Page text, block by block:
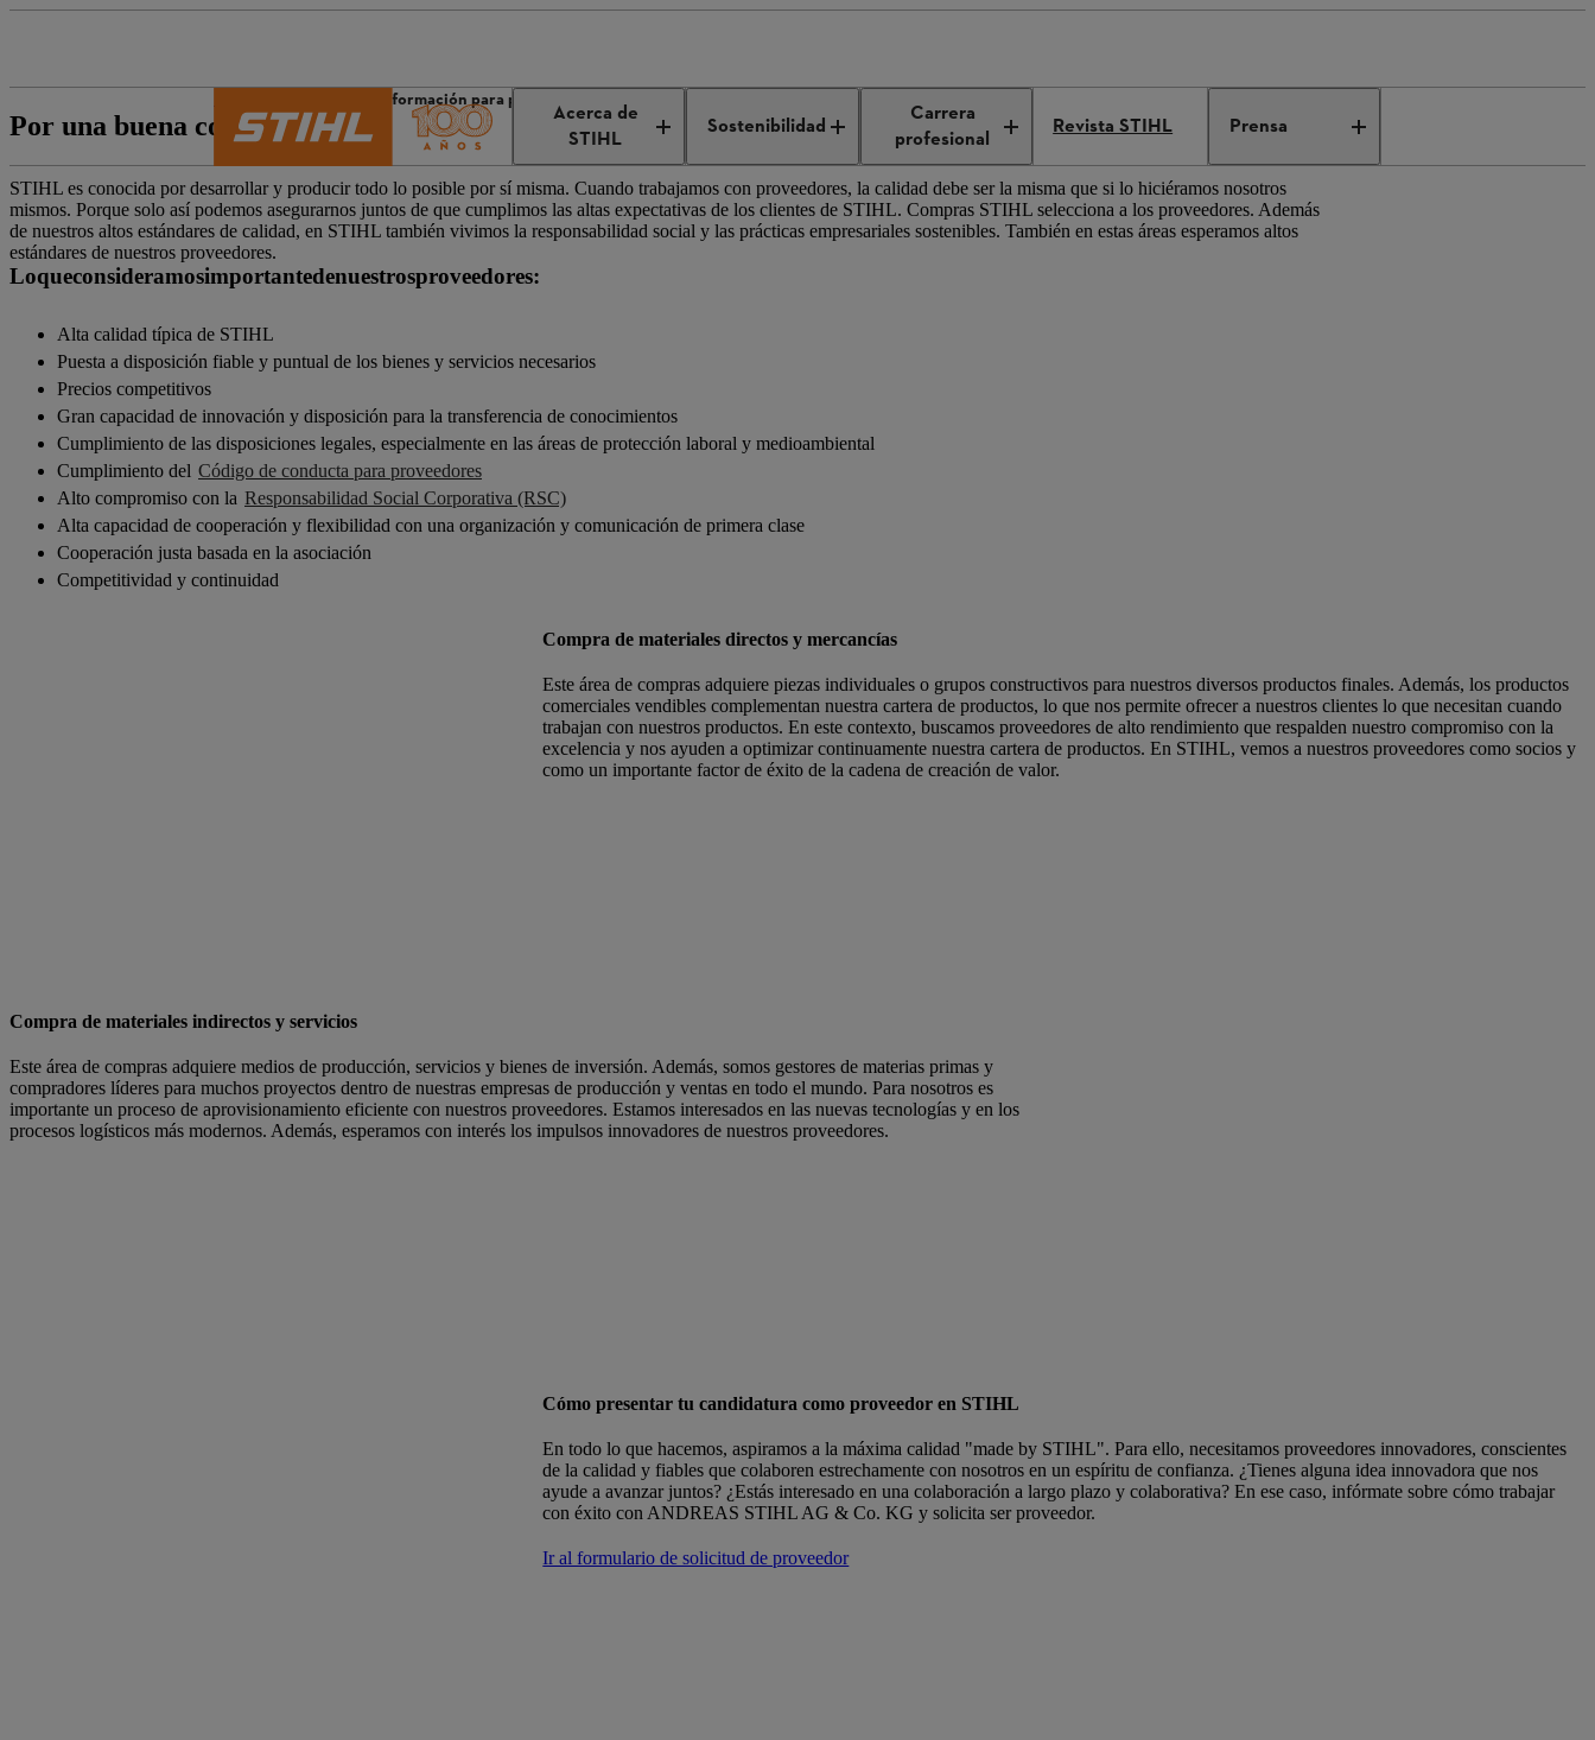
Acerca de
STIHL
Sostenibilidad
Carrera
profesional
Revista STIHL Prensa
Información para proveedores
Por una buena cooperación
STIHL es conocida por desarrollar y producir todo lo posible por sí misma. Cuando trabajamos con proveedores, la calidad debe ser la misma que si lo hiciéramos nosotros
mismos. Porque solo así podemos asegurarnos juntos de que cumplimos las altas expectativas de los clientes de STIHL. Compras STIHL selecciona a los proveedores. Además
de nuestros altos estándares de calidad, en STIHL también vivimos la responsabilidad social y las prácticas empresariales sostenibles. También en estas áreas esperamos altos
estándares de nuestros proveedores.
Loqueconsideramosimportantedenuestrosproveedores:
Alta calidad típica de STIHL
Puesta a disposición fiable y puntual de los bienes y servicios necesarios
Precios competitivos
Gran capacidad de innovación y disposición para la transferencia de conocimientos
Cumplimiento de las disposiciones legales, especialmente en las áreas de protección laboral y medioambiental
Cumplimiento del Código de conducta para proveedores
Alto compromiso con la Responsabilidad Social Corporativa (RSC)
Alta capacidad de cooperación y flexibilidad con una organización y comunicación de primera clase
Cooperación justa basada en la asociación
Competitividad y continuidad
Compra de materiales directos y mercancías
Este área de compras adquiere piezas individuales o grupos constructivos para nuestros diversos productos finales. Además, los productos
comerciales vendibles complementan nuestra cartera de productos, lo que nos permite ofrecer a nuestros clientes lo que necesitan cuando
trabajan con nuestros productos. En este contexto, buscamos proveedores de alto rendimiento que respalden nuestro compromiso con la
excelencia y nos ayuden a optimizar continuamente nuestra cartera de productos. En STIHL, vemos a nuestros proveedores como socios y
como un importante factor de éxito de la cadena de creación de valor.
Compra de materiales indirectos y servicios
Este área de compras adquiere medios de producción, servicios y bienes de inversión. Además, somos gestores de materias primas y
compradores líderes para muchos proyectos dentro de nuestras empresas de producción y ventas en todo el mundo. Para nosotros es
importante un proceso de aprovisionamiento eficiente con nuestros proveedores. Estamos interesados en las nuevas tecnologías y en los
procesos logísticos más modernos. Además, esperamos con interés los impulsos innovadores de nuestros proveedores.
Cómo presentar tu candidatura como proveedor en STIHL
En todo lo que hacemos, aspiramos a la máxima calidad "made by STIHL". Para ello, necesitamos proveedores innovadores, conscientes
de la calidad y fiables que colaboren estrechamente con nosotros en un espíritu de confianza. ¿Tienes alguna idea innovadora que nos
ayude a avanzar juntos? ¿Estás interesado en una colaboración a largo plazo y colaborativa? En ese caso, infórmate sobre cómo trabajar
con éxito con ANDREAS STIHL AG & Co. KG y solicita ser proveedor.
Ir al formulario de solicitud de proveedor